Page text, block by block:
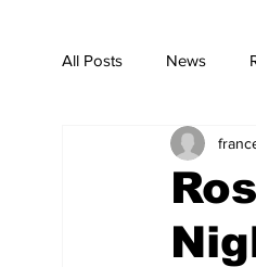
All Posts News
Concerti e Video